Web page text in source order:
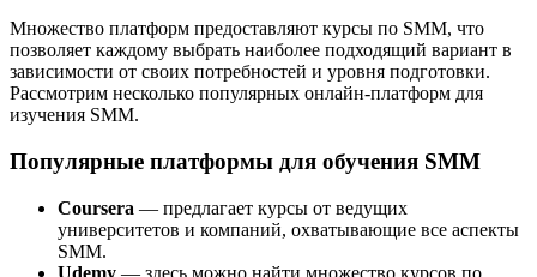
Множество платформ предоставляют курсы по SMM, что
позволяет каждому выбрать наиболее подходящий вариант в
зависимости от своих потребностей и уровня подготовки.
Рассмотрим несколько популярных онлайн-платформ для
изучения SMM.
Популярные платформы для обучения SMM
Coursera — предлагает курсы от ведущих
университетов и компаний, охватывающие все аспекты
SMM.
Udemy — здесь можно найти множество курсов по